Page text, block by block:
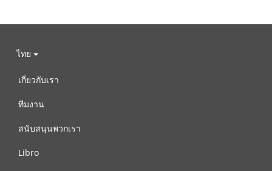
ไทย
เกี่ยวกับเรา
ทีมงาน
สนับสนุนพวกเรา
Libro